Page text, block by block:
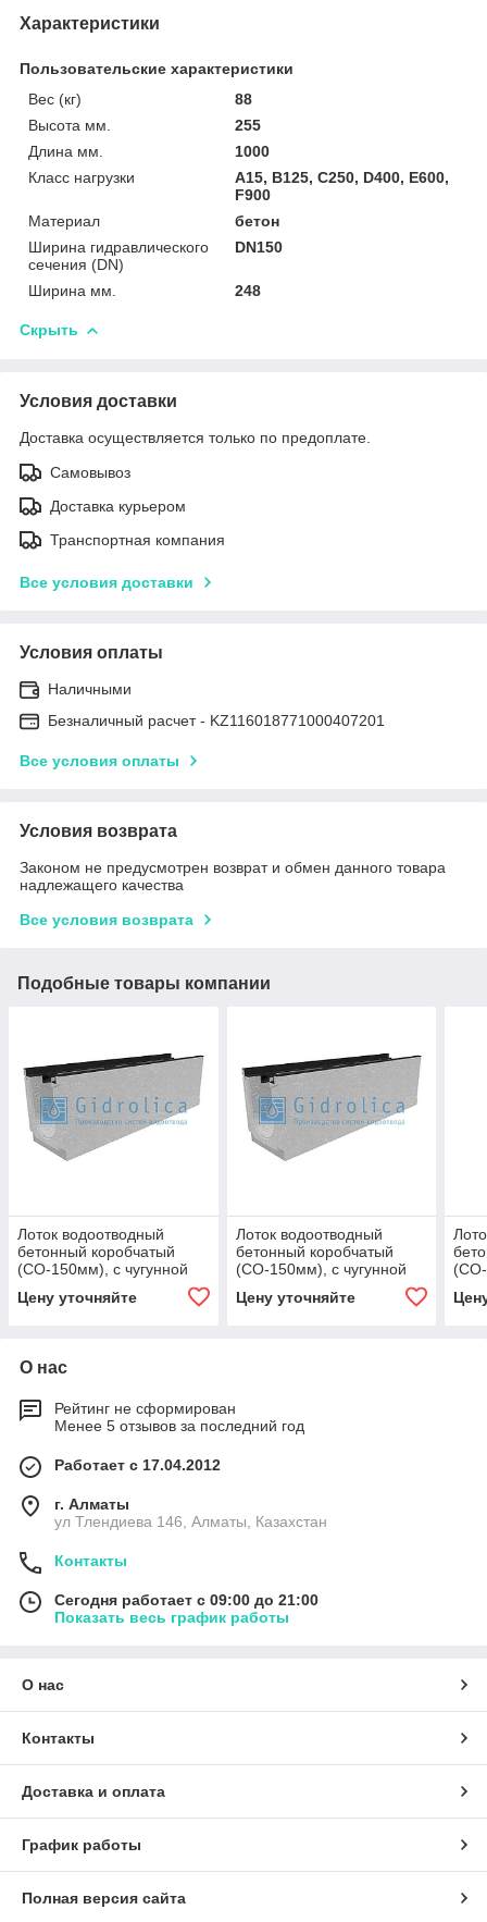
Характеристики
Пользовательские характеристики
Вес (кг)
88
Высота мм.
255
Длина мм.
1000
Класс нагрузки
A15, B125, C250, D400, E600,
F900
Материал
бетон
Ширина гидравлического
сечения (DN)
DN150
Ширина мм. 248
Скрыть
Условия доставки
Доставка осуществляется только по предоплате.
Самовывоз
Доставка курьером
Транспортная компания
Все условия доставки
Условия оплаты
Наличными
Безналичный расчет - KZ116018771000407201
Все условия оплаты
Условия возврата
Законом не предусмотрен возврат и обмен данного товара
надлежащего качества
Все условия возврата
Подобные товары компании
Лоток водоотводный
бетонный коробчатый
(СО-150мм), с чугунной
насадкой, с уклоном 0,5%
КUу 100.24,8
Цену уточняйте
Лоток водоотводный
бетонный коробчатый
(СО-150мм), с чугунной
насадкой, с уклоном 0,5%
КUу 100.24,8
Цену уточняйте
(СО-
КUу
О нас
Рейтинг не сформирован
Менее 5 отзывов за последний год
Работает с 17.04.2012
г. Алматы
ул Тлендиева 146, Алматы, Казахстан
Контакты
Сегодня работает с 09:00 до 21:00
Показать весь график работы
О нас
Контакты
Доставка и оплата
График работы
Полная версия сайта